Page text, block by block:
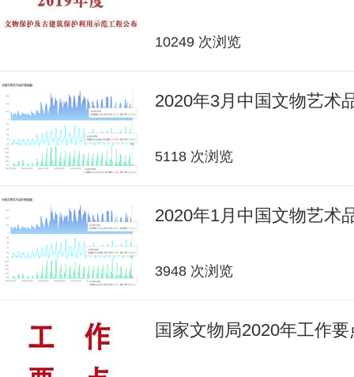
10249 次浏览
2020年3月中国文物艺术
5118 次浏览
2020年1月中国文物艺术
3948 次浏览
国家文物局2020年工作要